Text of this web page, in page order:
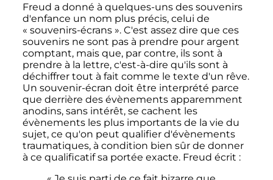
Freud a donné à quelques-uns des souvenirs
d'enfance un nom plus précis, celui de
« souvenirs-écrans ». C'est assez dire que ces
souvenirs ne sont pas à prendre pour argent
comptant, mais que, par contre, ils sont à
prendre à la lettre, c'est-à-dire qu'ils sont à
déchiffrer tout à fait comme le texte d'un rêve.
Un souvenir-écran doit être interprété parce
que derrière des évènements apparemment
anodins, sans intérêt, se cachent les
évènements les plus importants de la vie du
sujet, ce qu'on peut qualifier d'évènements
traumatiques, à condition bien sûr de donner
à ce qualificatif sa portée exacte. Freud écrit :